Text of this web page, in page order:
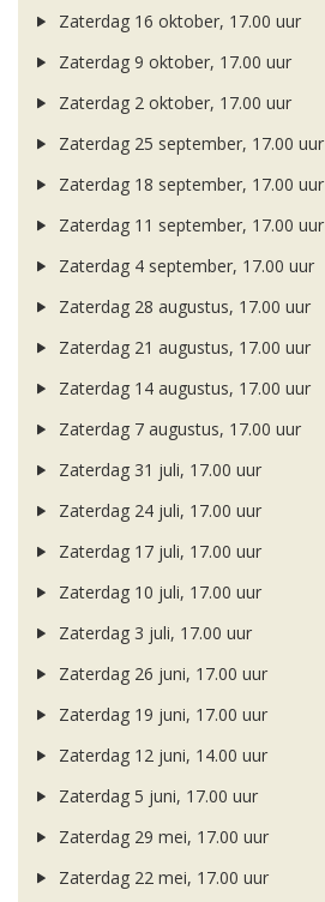
Zaterdag 16 oktober, 17.00 uur
Zaterdag 9 oktober, 17.00 uur
Zaterdag 2 oktober, 17.00 uur
Zaterdag 25 september, 17.00 uur
Zaterdag 18 september, 17.00 uur
Zaterdag 11 september, 17.00 uur
Zaterdag 4 september, 17.00 uur
Zaterdag 28 augustus, 17.00 uur
Zaterdag 21 augustus, 17.00 uur
Zaterdag 14 augustus, 17.00 uur
Zaterdag 7 augustus, 17.00 uur
Zaterdag 31 juli, 17.00 uur
Zaterdag 24 juli, 17.00 uur
Zaterdag 17 juli, 17.00 uur
Zaterdag 10 juli, 17.00 uur
Zaterdag 3 juli, 17.00 uur
Zaterdag 26 juni, 17.00 uur
Zaterdag 19 juni, 17.00 uur
Zaterdag 12 juni, 14.00 uur
Zaterdag 5 juni, 17.00 uur
Zaterdag 29 mei, 17.00 uur
Zaterdag 22 mei, 17.00 uur